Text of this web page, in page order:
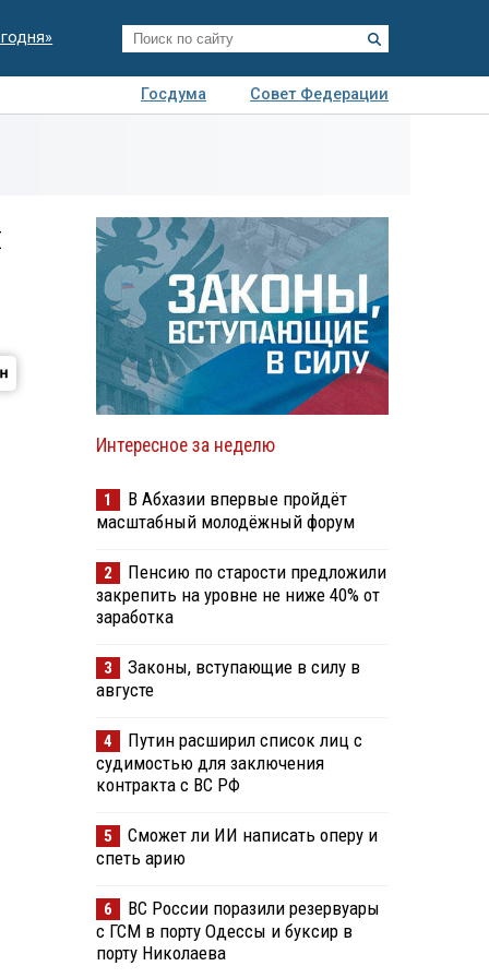
Госдума
Совет Федерации
Интересное за неделю
1
В Абхазии впервые пройдёт
масштабный молодёжный форум
2
Пенсию по старости предложили
закрепить на уровне не ниже 40% от
заработка
3
Законы, вступающие в силу в
августе
4
Путин расширил список лиц с
судимостью для заключения
контракта с ВС РФ
5
Сможет ли ИИ написать оперу и
спеть арию
6
ВС России поразили резервуары
с ГСМ в порту Одессы и буксир в
порту Николаева